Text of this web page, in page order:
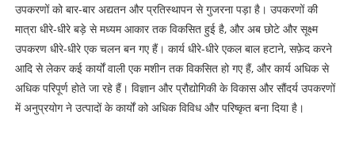
उपकरणों को बार-बार अद्यतन और प्रतिस्थापन से गुजरना पड़ा है। उपकरणों की
मात्रा धीरे-धीरे बड़े से मध्यम आकार तक विकसित हुई है, और अब छोटे और सूक्ष्म
उपकरण धीरे-धीरे एक चलन बन गए हैं। कार्य धीरे-धीरे एकल बाल हटाने, सफ़ेद करने
आदि से लेकर कई कार्यों वाली एक मशीन तक विकसित हो गए हैं, और कार्य अधिक से
अधिक परिपूर्ण होते जा रहे हैं। विज्ञान और प्रौद्योगिकी के विकास और सौंदर्य उपकरणों
में अनुप्रयोग ने उत्पादों के कार्यों को अधिक विविध और परिष्कृत बना दिया है।